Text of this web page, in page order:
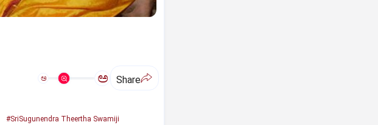
ಅ ಅ Share
#SriSugunendra Theertha Swamiji